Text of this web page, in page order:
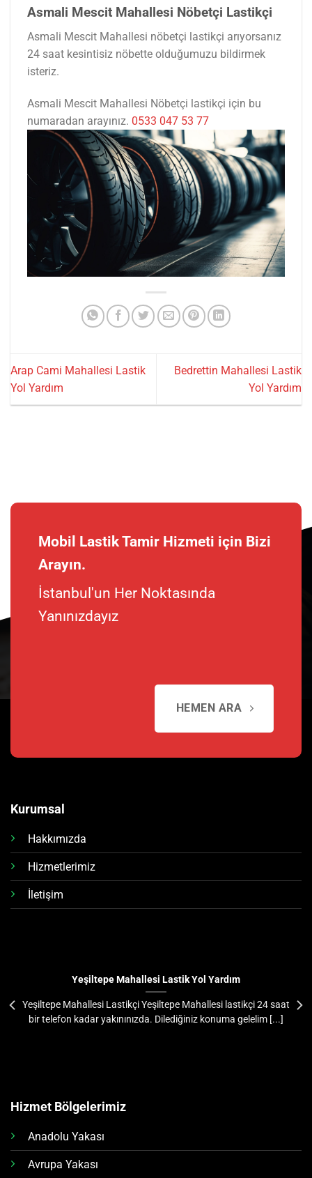
Asmali Mescit Mahallesi Nöbetçi Lastikçi
Asmali Mescit Mahallesi nöbetçi lastikçi arıyorsanız
24 saat kesintisiz nöbette olduğumuzu bildirmek
isteriz.
Asmali Mescit Mahallesi Nöbetçi lastikçi için bu
numaradan arayınız. 0533 047 53 77
Arap Cami Mahallesi Lastik
Yol Yardım
Bedrettin Mahallesi Lastik
Yol Yardım
Mobil Lastik Tamir Hizmeti için Bizi
Arayın.
İstanbul'un Her Noktasında
Yanınızdayız
HEMEN ARA
Kurumsal
Hakkımızda
Hizmetlerimiz
İletişim
Yeşiltepe Mahallesi Lastik Yol Yardım
Yeşiltepe Mahallesi Lastikçi Yeşiltepe Mahallesi lastikçi 24 saat
bir telefon kadar yakınınızda. Dilediğiniz konuma gelelim [...]
Hizmet Bölgelerimiz
Anadolu Yakası
Avrupa Yakası